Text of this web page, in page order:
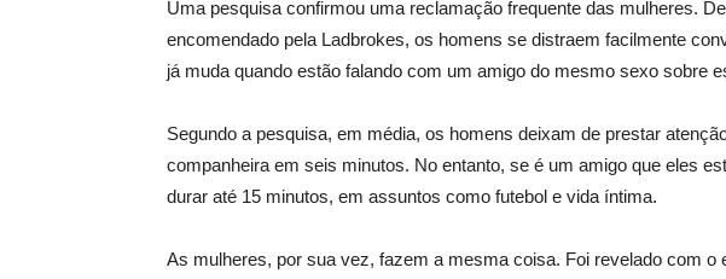
Uma pesquisa confirmou uma reclamação frequente das mulheres.
encomendado pela Ladbrokes, os homens se distraem facilmente
já muda quando estão falando com um amigo do mesmo sexo sobre
Segundo a pesquisa, em média, os homens deixam de prestar
companheira em seis minutos. No entanto, se é um amigo que eles
durar até 15 minutos, em assuntos como futebol e vida íntima.
As mulheres, por sua vez, fazem a mesma coisa. Foi revelado com o